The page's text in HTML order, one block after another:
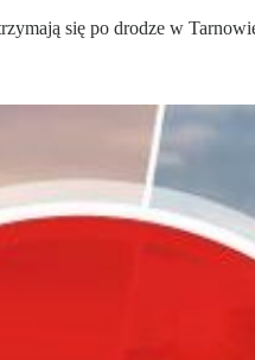
się po drodze w